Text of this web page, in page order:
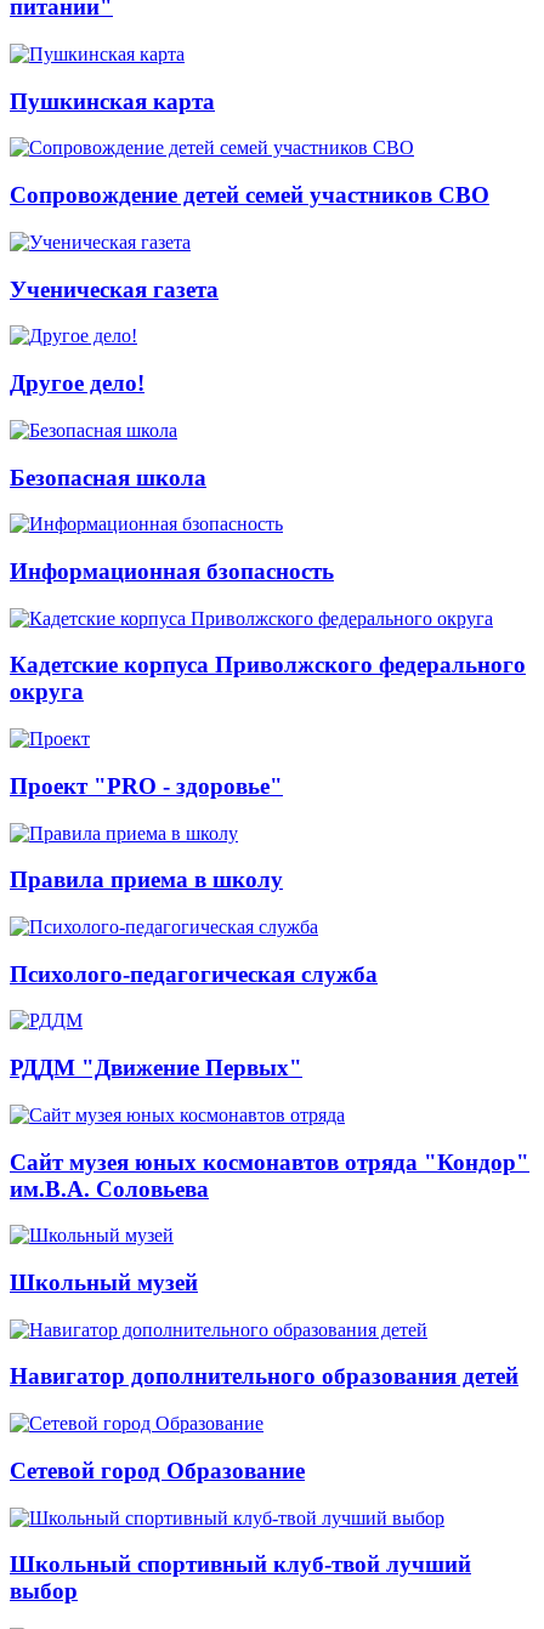
питании"
Пушкинская карта
Сопровождение детей семей участников СВО
Ученическая газета
Другое дело!
Безопасная школа
Информационная бзопасность
Кадетские корпуса Приволжского федерального
округа
Проект "PRO - здоровье"
Правила приема в школу
Психолого-педагогическая служба
РДДМ "Движение Первых"
Сайт музея юных космонавтов отряда "Кондор"
им.В.А. Соловьева
Школьный музей
Навигатор дополнительного образования детей
Сетевой город Образование
Школьный спортивный клуб-твой лучший
выбор